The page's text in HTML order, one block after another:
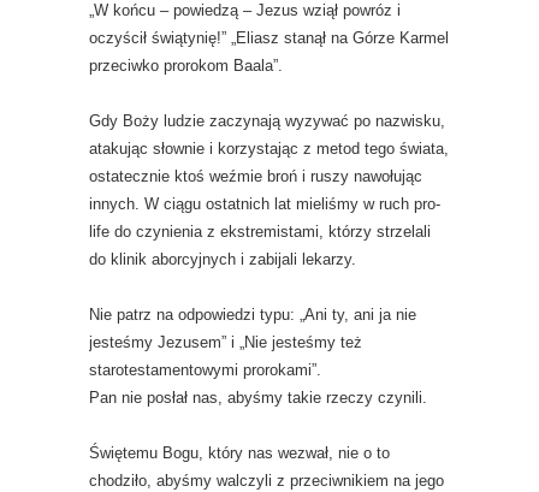
„W końcu – powiedzą – Jezus wziął powróz i
oczyścił świątynię!” „Eliasz stanął na Górze Karmel
przeciwko prorokom Baala”.
Gdy Boży ludzie zaczynają wyzywać po nazwisku,
atakując słownie i korzystając z metod tego świata,
ostatecznie ktoś weźmie broń i ruszy nawołując
innych. W ciągu ostatnich lat mieliśmy w ruch pro-
life do czynienia z ekstremistami, którzy strzelali
do klinik aborcyjnych i zabijali lekarzy.
Nie patrz na odpowiedzi typu: „Ani ty, ani ja nie
jesteśmy Jezusem” i „Nie jesteśmy też
starotestamentowymi prorokami”.
Pan nie posłał nas, abyśmy takie rzeczy czynili.
Świętemu Bogu, który nas wezwał, nie o to
chodziło, abyśmy walczyli z przeciwnikiem na jego